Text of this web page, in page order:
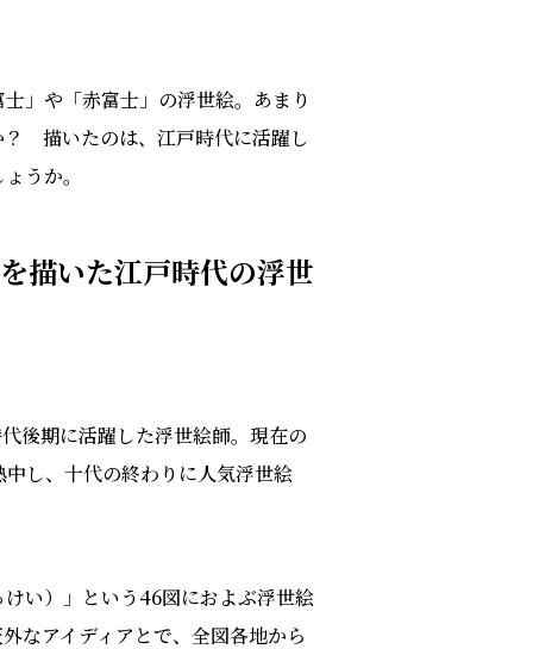
」や「赤富士」の浮世絵。あまり
？ 描いたのは、江戸時代に活躍し
うか。
描いた江戸時代の浮世
後期に活躍した浮世絵師。現在の
し、十代の終わりに人気浮世絵
い）」という46図におよぶ浮世絵
なアイディアとで、全図各地から